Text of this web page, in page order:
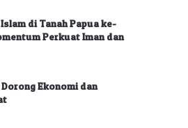
di Tanah Papua ke-
Perkuat Iman dan
Ekonomi dan